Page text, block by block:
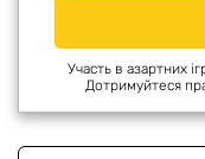
Участь в азартних
Дотримуйтеся